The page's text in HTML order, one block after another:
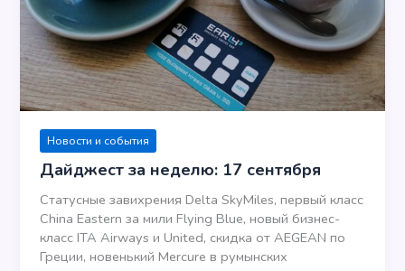
Новости и события
Дайджест за неделю: 17 сентября
Статусные завихрения Delta SkyMiles, первый класс
China Eastern за мили Flying Blue, новый бизнес-
класс ITA Airways и United, скидка от AEGEAN по
Греции, новенький Mercure в румынских